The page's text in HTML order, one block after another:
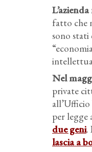
fatto che
sono
Nel
private
per legge
due geni.
lascia a